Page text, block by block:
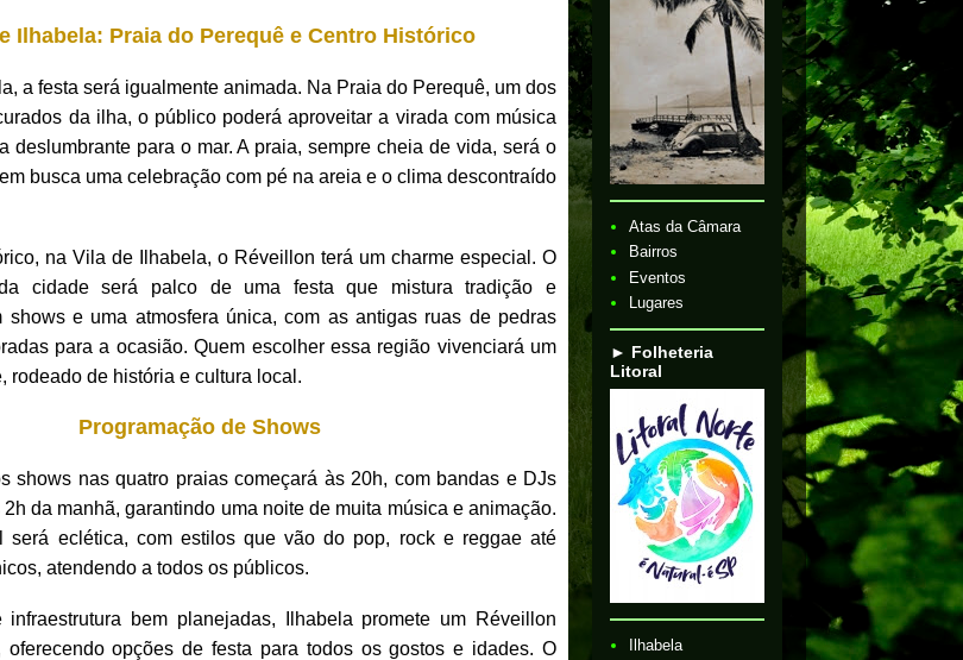
Ilhabela: Praia do Perequê e Centro Histórico
a festa será igualmente animada. Na Praia do Perequê, um dos
da ilha, o público poderá aproveitar a virada com música
deslumbrante para o mar. A praia, sempre cheia de vida, será o
busca uma celebração com pé na areia e o clima descontraído
na Vila de Ilhabela, o Réveillon terá um charme especial. O
cidade será palco de uma festa que mistura tradição e
shows e uma atmosfera única, com as antigas ruas de pedras
para a ocasião. Quem escolher essa região vivenciará um
rodeado de história e cultura local.
Programação de Shows
shows nas quatro praias começará às 20h, com bandas e DJs
da manhã, garantindo uma noite de muita música e animação.
será eclética, com estilos que vão do pop, rock e reggae até
atendendo a todos os públicos.
infraestrutura bem planejadas, Ilhabela promete um Réveillon
oferecendo opções de festa para todos os gostos e idades. O
Atas da Câmara
Bairros
Eventos
Lugares
► Folheteria
Litoral
Ilhabela